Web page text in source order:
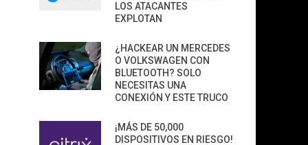
LOS ATACANTES
EXPLOTAN
¿HACKEAR UN MERCEDES
O VOLKSWAGEN CON
BLUETOOTH? SOLO
NECESITAS UNA
CONEXIÓN Y ESTE TRUCO
¡MÁS DE 50,000
DISPOSITIVOS EN RIESGO!